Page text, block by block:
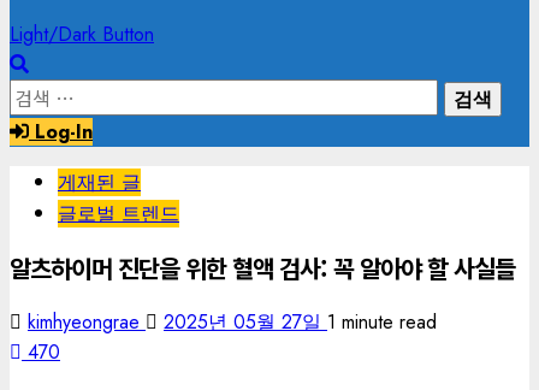
Light/Dark Button
검
색:Log-In
게재된 글
글로벌 트렌드
알츠하이머 진단을 위한 혈액 검사: 꼭 알아야 할 사실들
kimhyeongrae 2025년 05월 27일 1 minute read
470